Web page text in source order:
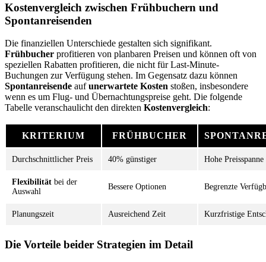
Kostenvergleich zwischen Frühbuchern und
Spontanreisenden
Die finanziellen Unterschiede gestalten sich signifikant.
Frühbucher profitieren von planbaren Preisen und können oft von
speziellen Rabatten profitieren, die nicht für Last-Minute-
Buchungen zur Verfügung stehen. Im Gegensatz dazu können
Spontanreisende aufunerwartete Kosten stoßen, insbesondere
wenn es um Flug- und Übernachtungspreise geht. Die folgende
Tabelle veranschaulicht den direkten Kostenvergleich:
KRITERIUM FRÜHBUCHER
Durchschnittlicher Preis 40% günstiger Hohe Preisspanne
Flexibilität bei der
Auswahl
Bessere Optionen Begrenzte
Planungszeit Ausreichend Zeit Kurzfristige
Die Vorteile beider Strategien im Detail